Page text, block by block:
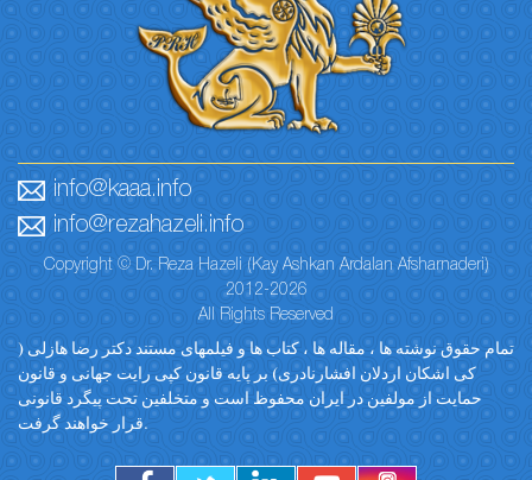
info@kaaa.info
info@rezahazeli.info
Copyright © Dr. Reza Hazeli (Kay Ashkan Ardalan Afsharnaderi)
2012-2026
All Rights Reserved
تمام حقوق نوشته ها ، مقاله ها ، کتاب ها و فیلمهای مستند دکتر رضا هازلی (
کی اشکان اردلان افشارنادری) بر پایه قانون کپی رایت جهانی و قانون
حمایت از مولفین در ایران محفوظ است و متخلفین تحت پیگرد قانونی
قرار خواهند گرفت.